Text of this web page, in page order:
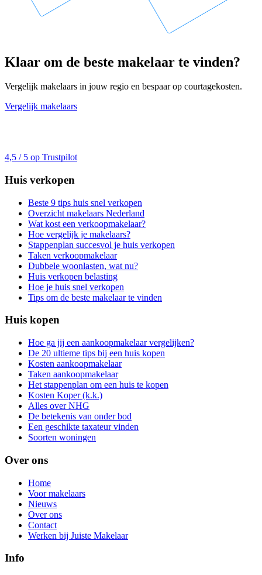
Klaar om de beste makelaar te vinden?
Vergelijk makelaars in jouw regio en bespaar op courtagekosten.
Vergelijk makelaars
4,5 / 5 op Trustpilot
Huis verkopen
Beste 9 tips huis snel verkopen
Overzicht makelaars Nederland
Wat kost een verkoopmakelaar?
Hoe vergelijk je makelaars?
Stappenplan succesvol je huis verkopen
Taken verkoopmakelaar
Dubbele woonlasten, wat nu?
Huis verkopen belasting
Hoe je huis snel verkopen
Tips om de beste makelaar te vinden
Huis kopen
Hoe ga jij een aankoopmakelaar vergelijken?
De 20 ultieme tips bij een huis kopen
Kosten aankoopmakelaar
Taken aankoopmakelaar
Het stappenplan om een huis te kopen
Kosten Koper (k.k.)
Alles over NHG
De betekenis van onder bod
Een geschikte taxateur vinden
Soorten woningen
Over ons
Home
Voor makelaars
Nieuws
Over ons
Contact
Werken bij Juiste Makelaar
Info